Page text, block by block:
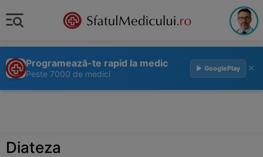
Programează-te rapid la medic
Peste 7000 de medici
▶ GooglePlay ×
Diateza